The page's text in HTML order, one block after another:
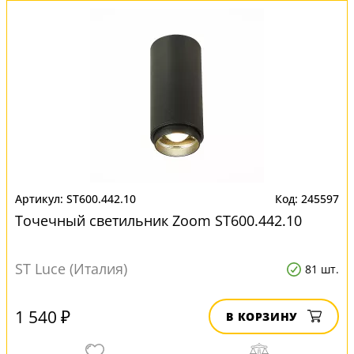
ST600.442.10 245597
Точечный светильник Zoom ST600.442.10
ST Luce (Италия) 81 шт.
1 540 ₽ В КОРЗИНУ